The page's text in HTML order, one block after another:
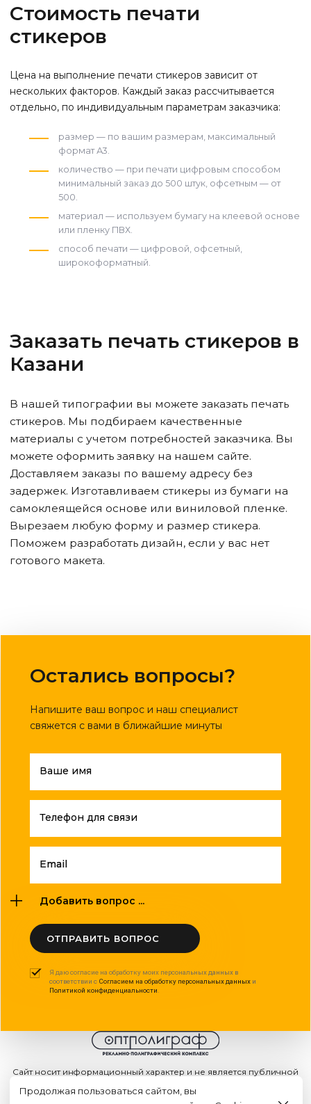
Стоимость печати
стикеров
Цена на выполнение печати стикеров зависит от
нескольких факторов. Каждый заказ рассчитывается
отдельно, по индивидуальным параметрам заказчика:
размер — по вашим размерам, максимальный
формат А3.
количество — при печати цифровым способом
минимальный заказ до 500 штук, офсетным — от
500.
материал — используем бумагу на клеевой основе
или пленку ПВХ.
способ печати — цифровой, офсетный,
широкоформатный.
Заказать печать стикеров в
Казани
В нашей типографии вы можете заказать печать
стикеров. Мы подбираем качественные
материалы с учетом потребностей заказчика. Вы
можете оформить заявку на нашем сайте.
Доставляем заказы по вашему адресу без
задержек. Изготавливаем стикеры из бумаги на
самоклеящейся основе или виниловой пленке.
Вырезаем любую форму и размер стикера.
Поможем разработать дизайн, если у вас нет
готового макета.
Остались вопросы?
Напишите ваш вопрос и наш специалист
свяжется с вами в ближайшие минуты
Ваше имя
Телефон для связи
Email
Добавить вопрос ...
ОТПРАВИТЬ ВОПРОС
Я даю согласие на обработку моих персональных данных в
соответствии с Согласием на обработку персональных данных и
Политикой конфиденциальности
Сайт носит информационный характер и не является публичной
2015 - 2026г. © ООО "Оптполиграф".
Продолжая пользоваться сайтом, вы